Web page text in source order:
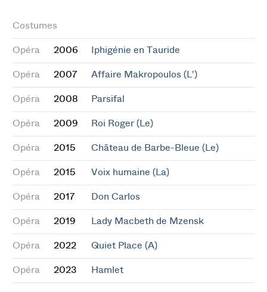
Costumes
Opéra 2006 Iphigénie en Tauride
Opéra 2007 Affaire Makropoulos (L')
Opéra 2008 Parsifal
Opéra 2009 Roi Roger (Le)
Opéra 2015 Château de Barbe-Bleue (Le)
Opéra 2015 Voix humaine (La)
Opéra 2017 Don Carlos
Opéra 2019 Lady Macbeth de Mzensk
Opéra 2022 Quiet Place (A)
Opéra 2023 Hamlet